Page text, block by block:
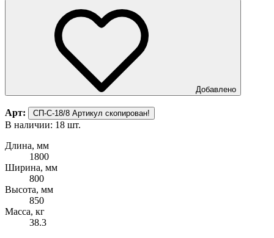
Добавлено
Арт: СП-С-18/8 Артикул скопирован!
В наличии: 18 шт.
Длина, мм
1800
Ширина, мм
800
Высота, мм
850
Масса, кг
38.3